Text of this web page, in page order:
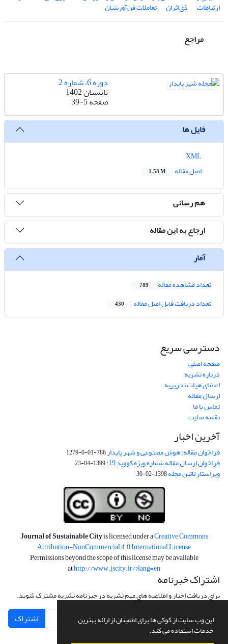
این وب سایت از کوکی ها برای اطمینان از ارائه بهترین
خدمات استفاده می کند.
ارتباطات ذی‌اثران تعاملات فن‌آوربنیان
مراجع
دوره 6، شماره 2
تابستان 1402
صفحه39-5
فایل ها
اصل مقاله
1.58 M
هم رسانی
ارجاع به این مقاله
آمار
تعداد مشاهده مقاله 789
تعداد دریافت فایل اصل مقاله 430
دسترسی سریع
صفحه اصلی
درباره نشریه
اعضای هیات تحریریه
ارسال مقاله
تماس با ما
نقشه سایت
آخرین اخبار
فراخوان مقاله: هوش مصنوعی و شهر پایدار786-01-0-1279
فراخوان ارسال مقاله شماره ویژه کووید 19: 1399-04-23
ویراستار لاتین مجله1398-02-30
Journal of Sustainable Cityis licensed under aCreative Commons
Attribution-NonCommercial 4.0 International License
Permissions beyond the scope of this license may be available
athttp://www.jscity.ir/?lang=en
اشتراک خبرنامه
برای دریافت اخبار و اطلاعیه های مهم نشریه در خبرنامه نشریه مشترک شوید.
اشتراک